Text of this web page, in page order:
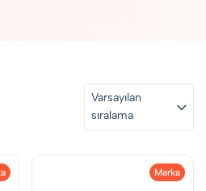
Varsayılan
sıralama
Marka